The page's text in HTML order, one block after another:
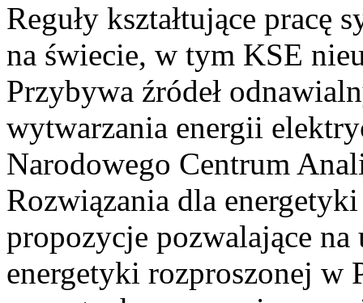
Reguły kształtujące pracę
na świecie, w tym KSE
Przybywa źródeł
wytwarzania energii
Narodowego Centrum
Rozwiązania dla
propozycje pozwalające
energetyki rozproszonej w